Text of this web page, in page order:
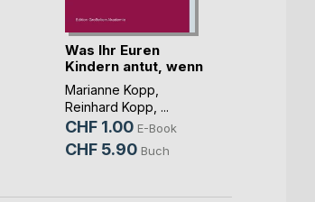
Was Ihr Euren
Kindern antut, wenn
(...)
Marianne Kopp
Reinhard Kopp , ...
CHF 1.00 E-Book
CHF 5.90 Buch